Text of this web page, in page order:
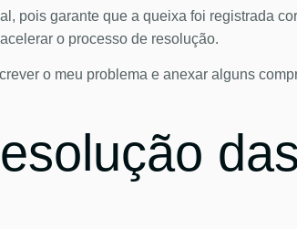
pois garante que a queixa foi registrada
o processo de resolução.
o meu problema e anexar alguns
das